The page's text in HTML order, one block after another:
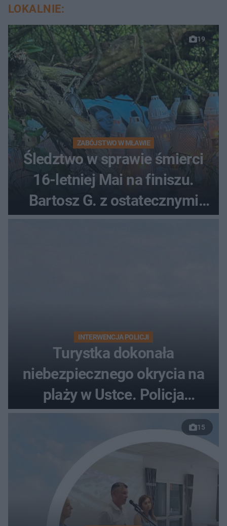
LOKALNIE:
19
ZABÓJSTWO W MŁAWIE
Śledztwo w sprawie śmierci
16-letniej Mai na finiszu.
Bartosz G. z ostatecznymi
zarzutami
INTERWENCJA POLICJI
Turystka dokonała
niebezpiecznego okrycia na
plaży w Ustce. Policja
musiała zamknąć odcinek
15